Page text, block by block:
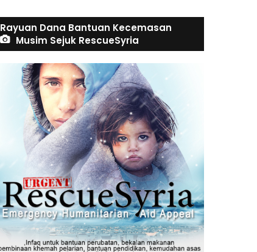
Rayuan Dana Bantuan Kecemasan
Musim Sejuk RescueSyria